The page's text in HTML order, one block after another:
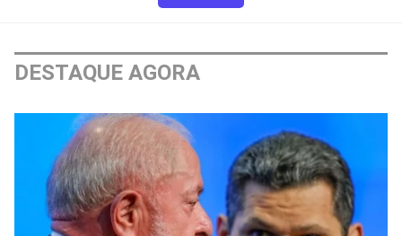
DESTAQUE AGORA